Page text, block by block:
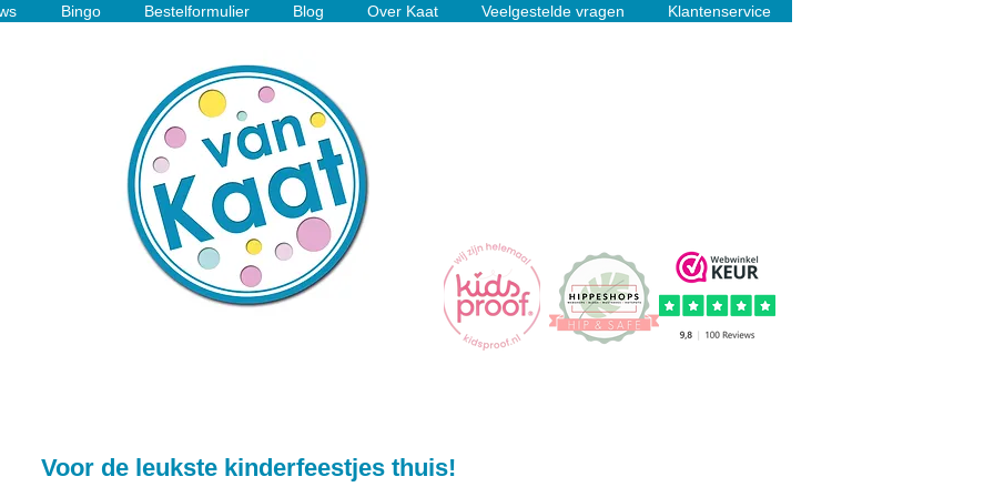
Voor de leukste kinderfeestjes thuis!
Bingo Bestelformulier Blog Over Kaat Veelgestelde vragen Klantenservice